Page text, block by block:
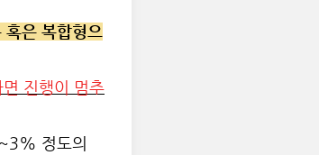
혹은 복합형으
진행이 멈추
정도의